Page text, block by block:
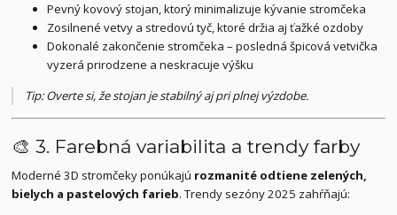
Pevný kovový stojan, ktorý minimalizuje kývanie stromčeka
Zosilnené vetvy a stredovú tyč, ktoré držia aj ťažké ozdoby
Dokonalé zakončenie stromčeka – posledná špicová vetvička
vyzerá prirodzene a neskracuje výšku
Tip: Overte si, že stojan je stabilný aj pri plnej výzdobe.
🎨 3. Farebná variabilita a trendy farby
Moderné 3D stromčeky ponúkajú rozmanité odtiene zelených,
bielych a pastelových farieb. Trendy sezóny 2025 zahŕňajú: